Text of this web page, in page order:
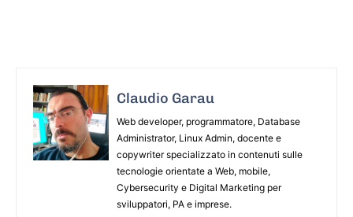
Claudio Garau
Web developer, programmatore, Database
Administrator, Linux Admin, docente e
copywriter specializzato in contenuti sulle
tecnologie orientate a Web, mobile,
Cybersecurity e Digital Marketing per
sviluppatori, PA e imprese.